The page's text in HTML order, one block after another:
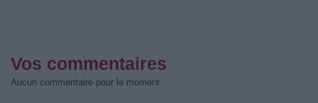
Vos commentaires
Aucun commentaire pour le moment